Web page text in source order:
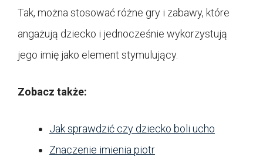
Tak, można stosować różne gry i zabawy, które
angażują dziecko i jednocześnie wykorzystują
jego imię jako element stymulujący.
Zobacz także:
Jak sprawdzić czy dziecko boli ucho
Znaczenie imienia piotr